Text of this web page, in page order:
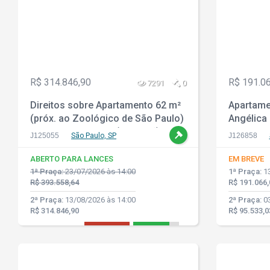
R$ 314.846,90 7291 0
Direitos sobre Apartamento 62 m²
(próx. ao Zoológico de São Paulo)
- Jardim Vergueiro (Sacomã) - São
J125055 São Paulo, SP
ABERTO PARA LANCES
1ª Praça:23/07/2026 às 14:00
R$ 393.558,64
2ª Praça: 13/08/2026 às 14:00
R$ 314.846,90
R$
Angélica
J126858
EM BREVE
1ª Praça:
R$
2ª Praça:
R$